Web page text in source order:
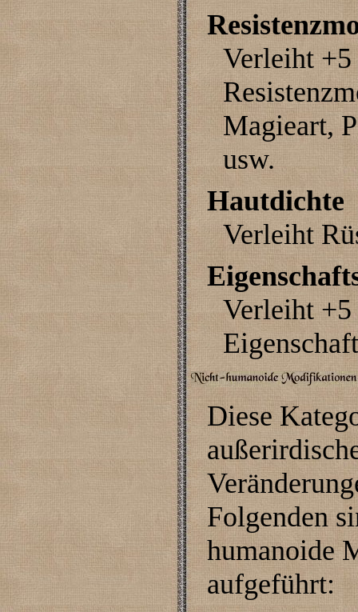
Verleiht
Magieart,
usw.
Hautdichte
Verleiht
Verleiht
Diese
Folgenden
humanoide
aufgeführt: